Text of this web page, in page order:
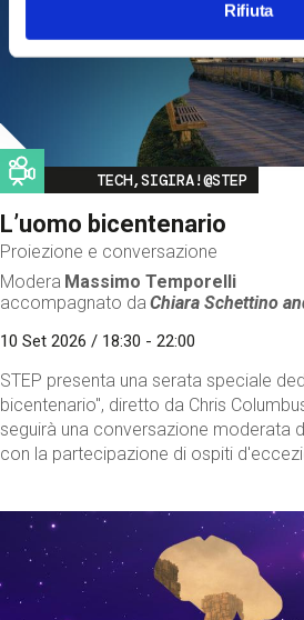
Rifiuta
Image
TECH,SIGIRA!@STEP
L’uomo bicentenario
Proiezione e conversazione
Modera Massimo Temporelli
accompagnato da Chiara Schettino
10 Set 2026 / 18:30 - 22:00
STEP presenta una serata speciale
bicentenario", diretto da Chris
seguirà una conversazione moderata
con la partecipazione di ospiti